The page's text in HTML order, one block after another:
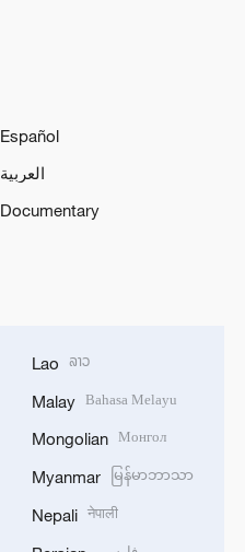
Español
العربية
Documentary
Lao ລາວ
Malay Bahasa Melayu
Mongolian Монгол
Myanmar မြန်မာဘာသာ
Nepali नेपाली